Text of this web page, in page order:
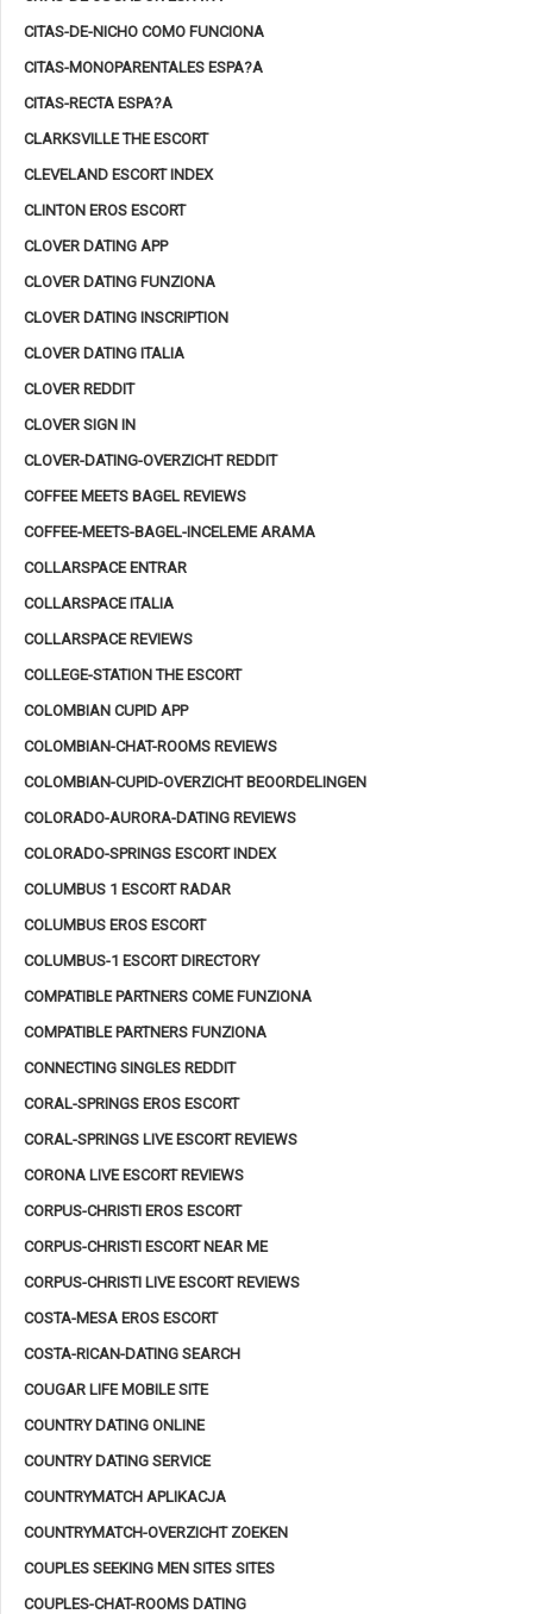
CITAS-DE-NICHO COMO FUNCIONA
CITAS-MONOPARENTALES ESPA?A
CITAS-RECTA ESPA?A
CLARKSVILLE THE ESCORT
CLEVELAND ESCORT INDEX
CLINTON EROS ESCORT
CLOVER DATING APP
CLOVER DATING FUNZIONA
CLOVER DATING INSCRIPTION
CLOVER DATING ITALIA
CLOVER REDDIT
CLOVER SIGN IN
CLOVER-DATING-OVERZICHT REDDIT
COFFEE MEETS BAGEL REVIEWS
COFFEE-MEETS-BAGEL-INCELEME ARAMA
COLLARSPACE ENTRAR
COLLARSPACE ITALIA
COLLARSPACE REVIEWS
COLLEGE-STATION THE ESCORT
COLOMBIAN CUPID APP
COLOMBIAN-CHAT-ROOMS REVIEWS
COLOMBIAN-CUPID-OVERZICHT BEOORDELINGEN
COLORADO-AURORA-DATING REVIEWS
COLORADO-SPRINGS ESCORT INDEX
COLUMBUS 1 ESCORT RADAR
COLUMBUS EROS ESCORT
COLUMBUS-1 ESCORT DIRECTORY
COMPATIBLE PARTNERS COME FUNZIONA
COMPATIBLE PARTNERS FUNZIONA
CONNECTING SINGLES REDDIT
CORAL-SPRINGS EROS ESCORT
CORAL-SPRINGS LIVE ESCORT REVIEWS
CORONA LIVE ESCORT REVIEWS
CORPUS-CHRISTI EROS ESCORT
CORPUS-CHRISTI ESCORT NEAR ME
CORPUS-CHRISTI LIVE ESCORT REVIEWS
COSTA-MESA EROS ESCORT
COSTA-RICAN-DATING SEARCH
COUGAR LIFE MOBILE SITE
COUNTRY DATING ONLINE
COUNTRY DATING SERVICE
COUNTRYMATCH APLIKACJA
COUNTRYMATCH-OVERZICHT ZOEKEN
COUPLES SEEKING MEN SITES SITES
COUPLES-CHAT-ROOMS DATING